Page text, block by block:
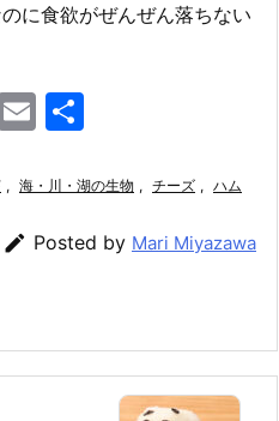
に食欲がぜんぜん落ちない
a
E
ai
l
, 海・川・湖の生物 , チーズ , ハム
 Posted by Mari Miyazawa